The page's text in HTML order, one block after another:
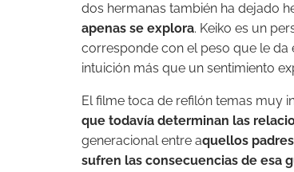
dos hermanas también ha dejado
apenas se explora. Keiko es un
corresponde con el peso que le
intuición más que un sentimiento
El filme toca de refilón temas muy
que todavía determinan las
generacional entre aquellos
sufren las consecuencias de esa